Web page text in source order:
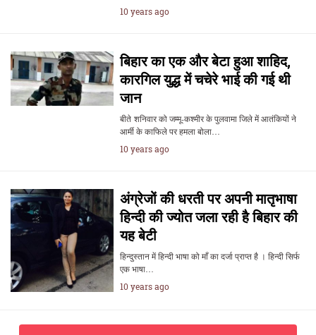
10 years ago
बिहार का एक और बेटा हुआ शाहिद,
कारगिल युद्ध में चचेरे भाई की गई थी
जान
बीते शनिवार को जम्मू-कश्मीर के पुलवामा जिले में आतंकियों ने
आर्मी के काफिले पर हमला बोला…
10 years ago
अंग्रेजों की धरती पर अपनी मातृभाषा
हिन्दी की ज्योत जला रही है बिहार की
यह बेटी
हिन्दुस्तान में हिन्दी भाषा को माँ का दर्जा प्राप्त है । हिन्दी सिर्फ
एक भाषा…
10 years ago